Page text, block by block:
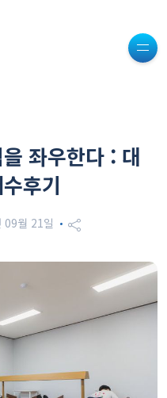
좌우한다 : 대
후기
09월 21일